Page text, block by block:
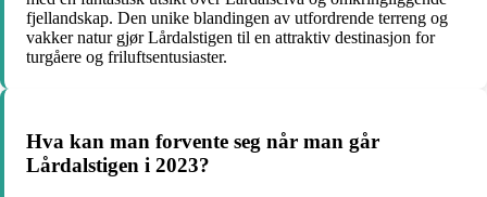
fjellandskap. Den unike blandingen av utfordrende terreng og
vakker natur gjør Lårdalstigen til en attraktiv destinasjon for
turgåere og friluftsentusiaster.
Hva kan man forvente seg når man går
Lårdalstigen i 2023?